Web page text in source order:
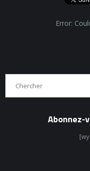
Error:
Abonnez-